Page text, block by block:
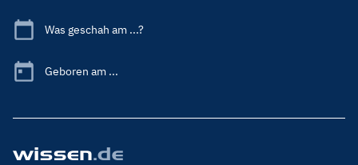
Was geschah am ...?
Geboren am ...